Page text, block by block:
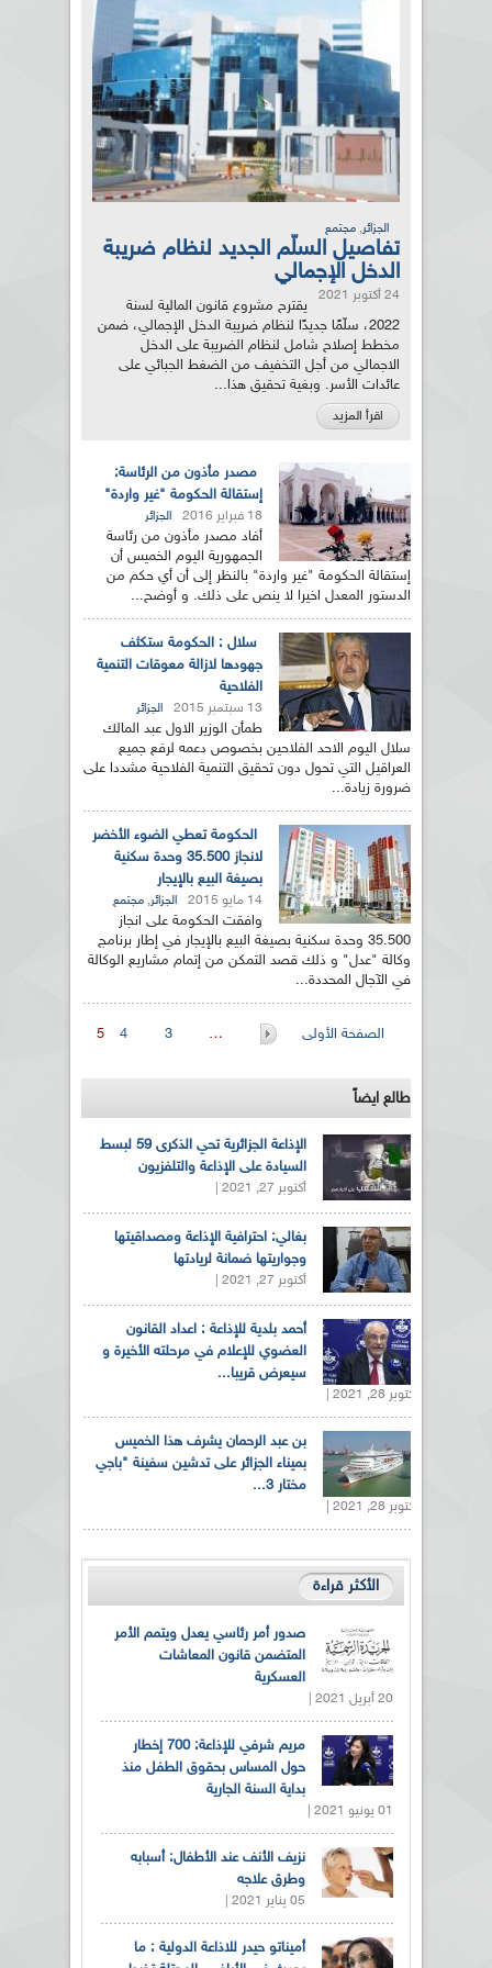
الجزائر, مجتمع
تفاصيل السلّم الجديد لنظام ضريبة
الدخل الإجمالي
24 أكتوبر 2021
يقترح مشروع قانون المالية لسنة
2022، سلّمًا جديدًا لنظام ضريبة الدخل الإجمالي، ضمن
مخطط إصلاح شامل لنظام الضريبة على الدخل
الاجمالي من أجل التخفيف من الضغط الجبائي على
عائدات الأسر. وبغية تحقيق هذا...
اقرأ المزيد
مصدر مأذون من الرئاسة:
إستقالة الحكومة "غير واردة"
18 فبراير 2016 الجزائر
أفاد مصدر مأذون من رئاسة
الجمهورية اليوم الخميس أن
إستقالة الحكومة "غير واردة" بالنظر إلى أن أي حكم من
الدستور المعدل اخيرا لا ينص على ذلك. و أوضح...
سلال : الحكومة ستكثف
جهودها لازالة معوقات التنمية
الفلاحية
13 سبتمبر 2015 الجزائر
طمأن الوزير الاول عبد المالك
سلال اليوم الاحد الفلاحين بخصوص دعمه لرفع جميع
العراقيل التي تحول دون تحقيق التنمية الفلاحية مشددا على
ضرورة زيادة...
الحكومة تعطي الضوء الأخضر
لانجاز 35.500 وحدة سكنية
بصيغة البيع بالإيجار
14 مايو 2015 الجزائر, مجتمع
وافقت الحكومة على انجاز
35.500 وحدة سكنية بصيغة البيع بالإيجار في إطار برنامج
وكالة "عدل" و ذلك قصد التمكن من إتمام مشاريع الوكالة
في الآجال المحددة...
الصفحات
الصفحة الأولى …
3
4
5
طالع ايضاً
الإذاعة الجزائرية تحي الذكرى 59 لبسط
السيادة على الإذاعة والتلفزيون
أكتوبر 27, 2021 |
بغالي: احترافية الإذاعة ومصداقيتها
وجواريتها ضمانة لريادتها
أكتوبر 27, 2021 |
أحمد بلدية للإذاعة : اعداد القانون
العضوي للإعلام في مرحلته الأخيرة و
سيعرض قريبا...
أكتوبر 28, 2021 |
بن عبد الرحمان يشرف هذا الخميس
بميناء الجزائر على تدشين سفينة "باجي
مختار 3...
أكتوبر 28, 2021 |
الأكثر قراءة
صدور أمر رئاسي يعدل ويتمم الأمر
المتضمن قانون المعاشات
العسكرية
20 أبريل 2021 |
مريم شرفي للإذاعة: 700 إخطار
حول المساس بحقوق الطفل منذ
بداية السنة الجارية
01 يونيو 2021 |
نزيف الأنف عند الأطفال: أسبابه
وطرق علاجه
05 يناير 2021 |
أميناتو حيدر للاذاعة الدولية : ما